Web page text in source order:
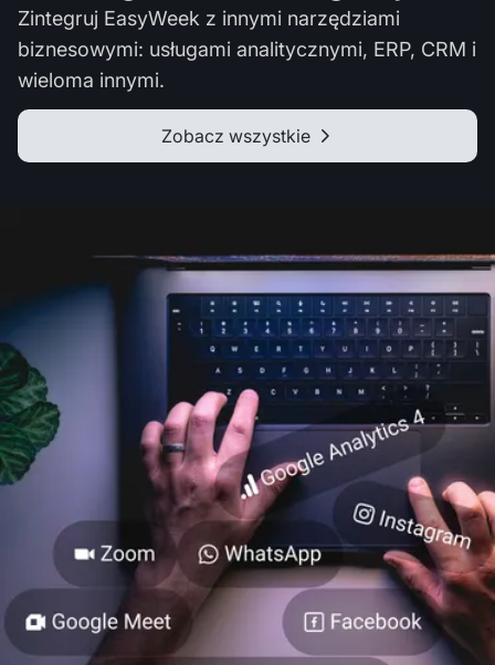
Zintegruj EasyWeek z innymi narzędziami
biznesowymi: usługami analitycznymi, ERP, CRM i
wieloma innymi.
Zobacz wszystkie